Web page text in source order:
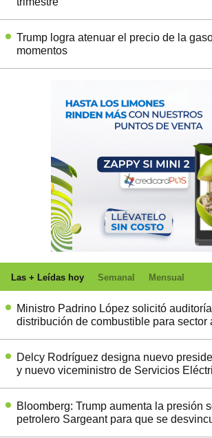
Trump logra atenuar el precio de la
momentos
Las + Leídas hoy Semanal Mensual
Ministro Padrino López solicitó
distribución de combustible para sector
Delcy Rodríguez designa nuevo
y nuevo viceministro de Servicios
Bloomberg: Trump aumenta la presión
petrolero Sargeant para que se